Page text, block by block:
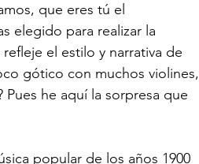
que eres tú el
elegido para realizar la
el estilo y narrativa de
gótico con muchos violines,
he aquí la sorpresa que
popular de los años 1900